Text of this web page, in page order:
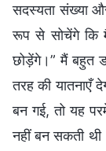
सदस्यता संख्या
रूप से सोचेंगे कि
छोड़ेंगे।” मैं बहुत
तरह की यातनाएँ
बन गई, तो यह
नहीं बन सकती